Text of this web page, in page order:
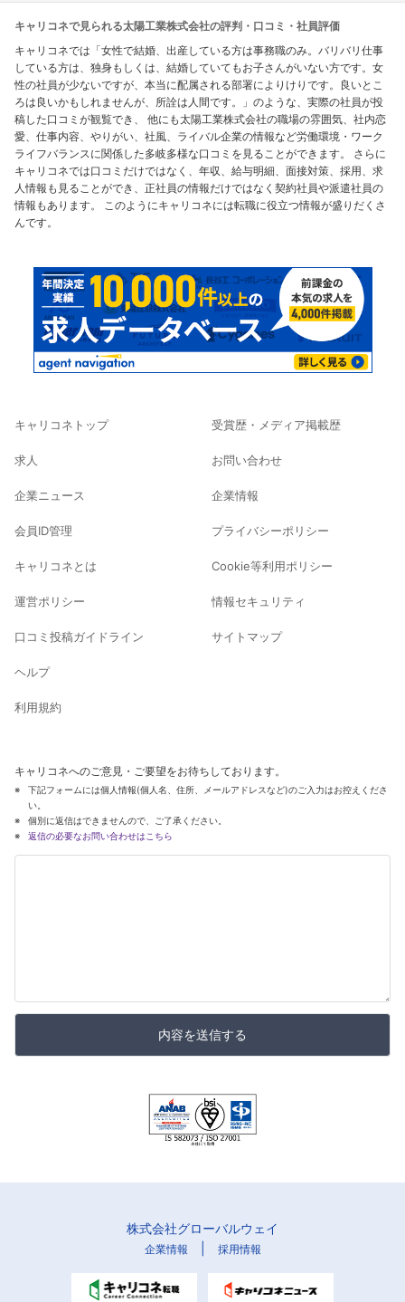
キャリコネで見られる太陽工業株式会社の評判・口コミ・社員評価
キャリコネでは「女性で結婚、出産している方は事務職のみ。バリバリ仕事
している方は、独身もしくは、結婚していてもお子さんがいない方です。女
性の社員が少ないですが、本当に配属される部署によりけりです。良いとこ
ろは良いかもしれませんが、所詮は人間です。」のような、実際の社員が投
稿した口コミが観覧でき、 他にも太陽工業株式会社の職場の雰囲気、社内恋
愛、仕事内容、やりがい、社風、ライバル企業の情報など労働環境・ワーク
ライフバランスに関係した多岐多様な口コミを見ることができます。 さらに
キャリコネでは口コミだけではなく、年収、給与明細、面接対策、採用、求
人情報も見ることができ、正社員の情報だけではなく契約社員や派遣社員の
情報もあります。 このようにキャリコネには転職に役立つ情報が盛りだくさ
んです。
キャリコネトップ
求人
企業ニュース
会員ID管理
キャリコネとは
運営ポリシー
口コミ投稿ガイドライン
ヘルプ
利用規約
受賞歴・メディア掲載歴
お問い合わせ
企業情報
プライバシーポリシー
Cookie等利用ポリシー
情報セキュリティ
サイトマップ
キャリコネへのご意見・ご要望をお待ちしております。
下記フォームには個人情報(個人名、住所、メールアドレスなど)のご入力はお控えくださ
い。
個別に返信はできませんので、ご了承ください。
返信の必要なお問い合わせはこちら
内容を送信する
株式会社グローバルウェイ
企業情報 採用情報